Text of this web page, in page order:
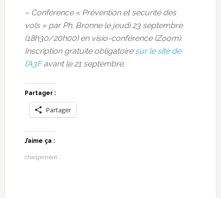
– Conférence « Prévention et sécurité des
vols » par Ph. Bronne le jeudi 23 septembre
(18h30/20h00) en visio-conférence (Zoom).
Inscription gratuite obligatoire sur le site de
l’A3Favant le 21 septembre.
Partager :
Partager
J’aime ça :
chargement…